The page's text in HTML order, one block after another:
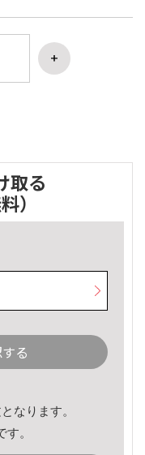
取る
）
る
なります。
。